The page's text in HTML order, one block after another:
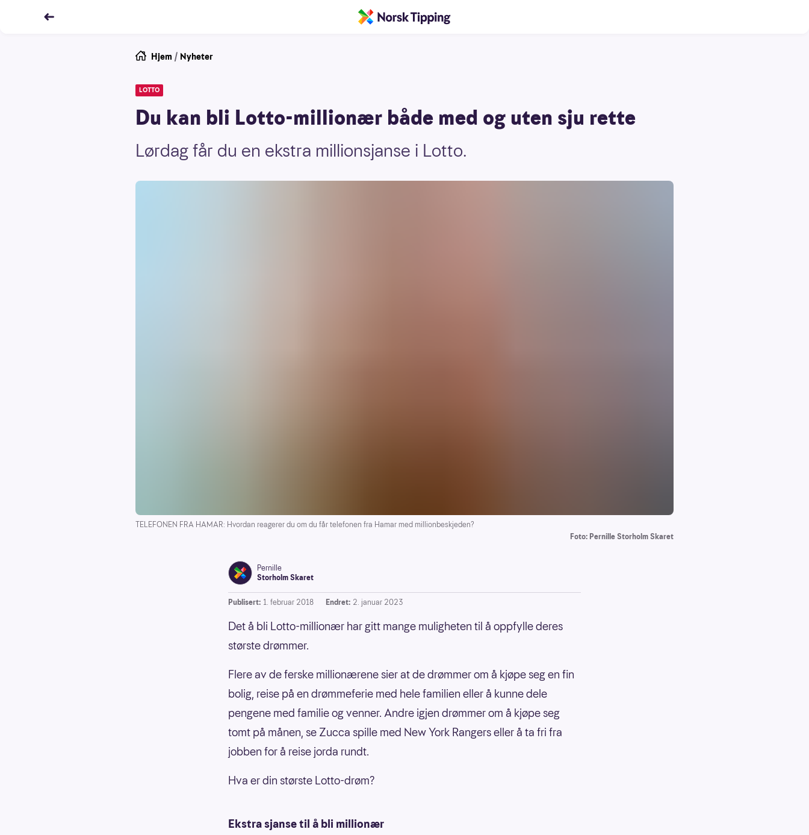
Hjem / Nyheter
LOTTO
Du kan bli Lotto-millionær både med og uten sju rette
Lørdag får du en ekstra millionsjanse i Lotto.
TELEFONEN FRA HAMAR: Hvordan reagerer du om du får telefonen fra Hamar med millionbeskjeden?
Foto: Pernille Storholm Skaret
Pernille
Storholm Skaret
Publisert: 1. februar 2018 Endret: 2. januar 2023
Det å bli Lotto-millionær har gitt mange muligheten til å oppfylle deres
største drømmer.
Flere av de ferske millionærene sier at de drømmer om å kjøpe seg en fin
bolig, reise på en drømmeferie med hele familien eller å kunne dele
pengene med familie og venner. Andre igjen drømmer om å kjøpe seg
tomt på månen, se Zucca spille med New York Rangers eller å ta fri fra
jobben for å reise jorda rundt.
Hva er din største Lotto-drøm?
Ekstra sjanse til å bli millionær